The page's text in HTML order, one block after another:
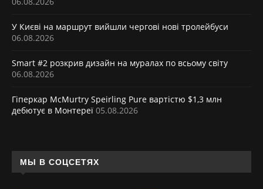
У Києві на маршрут вийшли чергові нові тролейбуси
06.08.2026
Smart #2 розкрив дизайн на муралах по всьому світу
06.08.2026
Гіперкар McMurtry Speirling Pure вартістю $1,3 млн
дебютує в Монтереї 05.08.2026
МЫ В СОЦСЕТЯХ